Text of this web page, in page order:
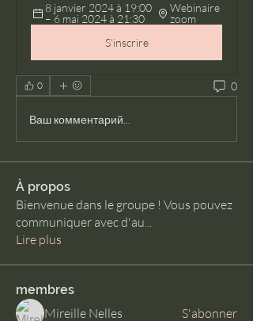
8 janvier 2024 à 19:00
– 6 mai 2024 à 21:30
Webinaire
zoom
S'inscrire
0 0
Ваш комментарий...
À propos
Bienvenue dans le groupe ! Vous pouvez
communiquer avec d'au...
Lire plus
membres
Mireille Nelles
S'abonner